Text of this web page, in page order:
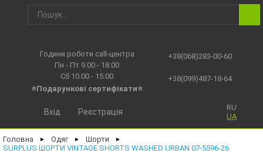
Години роботи call-центра
Пн - Пт 9.00 - 18.00
Сб 10.00 - 15.00
⭐Подарункові сертифікати⭐
+38(068)283-00-60
+38(099)487-18-64
RU
UA
Вхід Реєстрація
Головна ► Одяг ► Шорти ►
SURPLUS ШОРТИ VINTAGE SHORTS WASHED URBAN 07-5596-26